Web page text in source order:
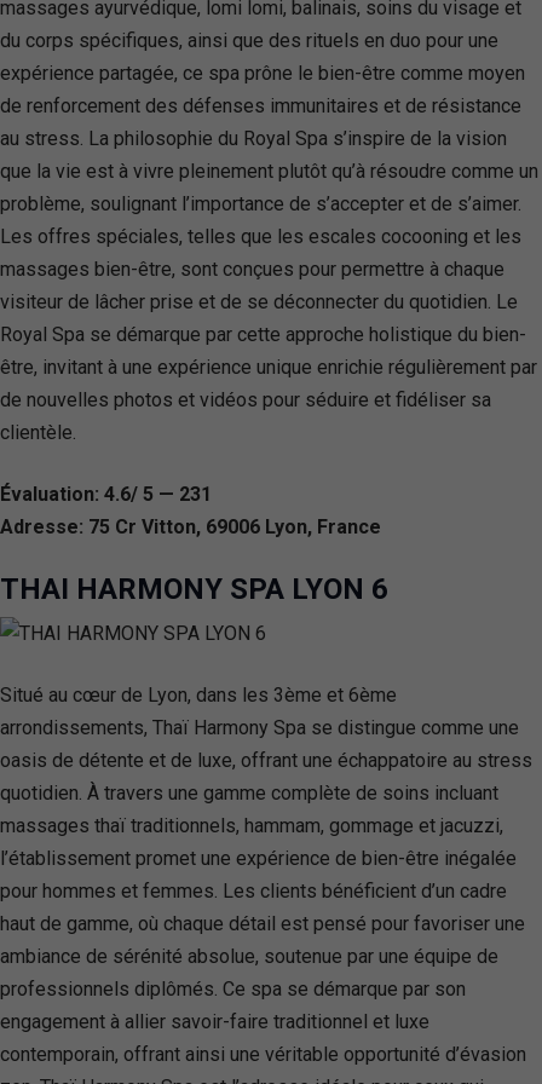
massages ayurvédique, lomi lomi, balinais, soins du visage et
du corps spécifiques, ainsi que des rituels en duo pour une
expérience partagée, ce spa prône le bien-être comme moyen
de renforcement des défenses immunitaires et de résistance
au stress. La philosophie du Royal Spa s’inspire de la vision
que la vie est à vivre pleinement plutôt qu’à résoudre comme un
problème, soulignant l’importance de s’accepter et de s’aimer.
Les offres spéciales, telles que les escales cocooning et les
massages bien-être, sont conçues pour permettre à chaque
visiteur de lâcher prise et de se déconnecter du quotidien. Le
Royal Spa se démarque par cette approche holistique du bien-
être, invitant à une expérience unique enrichie régulièrement par
de nouvelles photos et vidéos pour séduire et fidéliser sa
clientèle.
Évaluation: 4.6/ 5 — 231
Adresse: 75 Cr Vitton, 69006 Lyon, France
THAI HARMONY SPA LYON 6
Situé au cœur de Lyon, dans les 3ème et 6ème
arrondissements, Thaï Harmony Spa se distingue comme une
oasis de détente et de luxe, offrant une échappatoire au stress
quotidien. À travers une gamme complète de soins incluant
massages thaï traditionnels, hammam, gommage et jacuzzi,
l’établissement promet une expérience de bien-être inégalée
pour hommes et femmes. Les clients bénéficient d’un cadre
haut de gamme, où chaque détail est pensé pour favoriser une
ambiance de sérénité absolue, soutenue par une équipe de
professionnels diplômés. Ce spa se démarque par son
engagement à allier savoir-faire traditionnel et luxe
contemporain, offrant ainsi une véritable opportunité d’évasion